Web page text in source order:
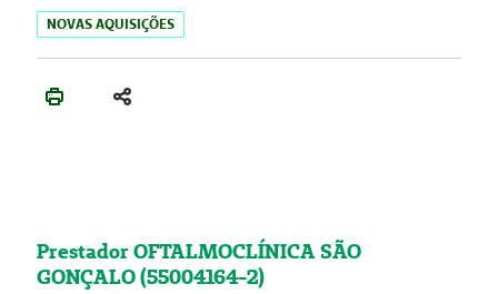
NOVAS AQUISIÇÕES
Prestador OFTALMOCLÍNICA SÃO
GONÇALO (55004164-2)